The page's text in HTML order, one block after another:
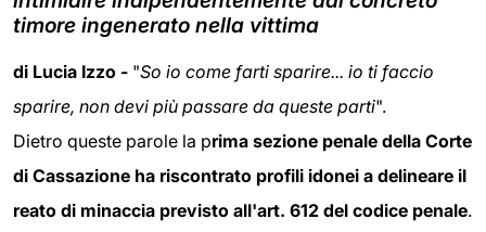
timore ingenerato nella vittima
di Lucia Izzo - "So io come farti sparire... io ti faccio
sparire, non devi più passare da queste parti".
Dietro queste parole la prima sezione penale della Corte
di Cassazione ha riscontrato profili idonei a delineare il
reato di minaccia previsto all'art. 612 del codice penale.